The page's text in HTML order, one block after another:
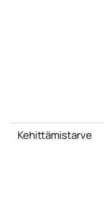
Kehittämistarve